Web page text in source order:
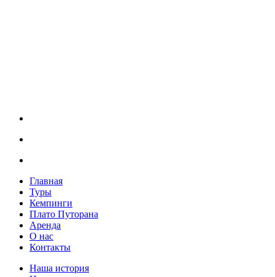
Главная
Туры
Кемпинги
Плато Путорана
Аренда
О нас
Контакты
Наша история